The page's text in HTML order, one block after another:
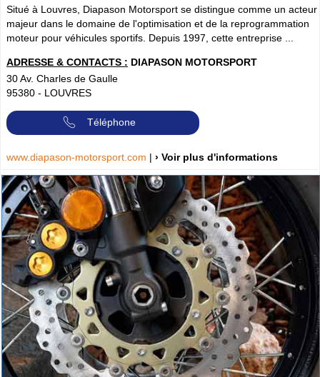
Situé à Louvres, Diapason Motorsport se distingue comme un acteur
majeur dans le domaine de l'optimisation et de la reprogrammation
moteur pour véhicules sportifs. Depuis 1997, cette entreprise ...
ADRESSE & CONTACTS : DIAPASON MOTORSPORT
30 Av. Charles de Gaulle
95380 - LOUVRES
Téléphone
www.diapason-motorsport.com | › Voir plus d'informations